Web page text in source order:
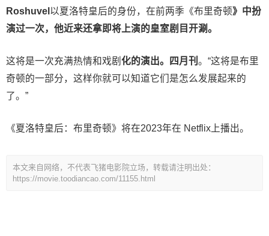
Roshuvel 以夏洛特皇后的身份，在前两季《布里奇顿》 中扮
演过一次， 他近来还拿即将上演的皇室剧 目开涮。
这将是一次充满热情和戏剧 化的演出。 四月 刊 。“这将是布里
奇顿的一部分，这样你就可以知道它们是怎么发展起来的
了。”
《夏洛特皇后：布里奇顿》将在2023年在 Netflix上播出。
本文来自网络，不代表飞猪电影院立场，转载请注明出处：
https://movie.toodiancao.com/11155.html